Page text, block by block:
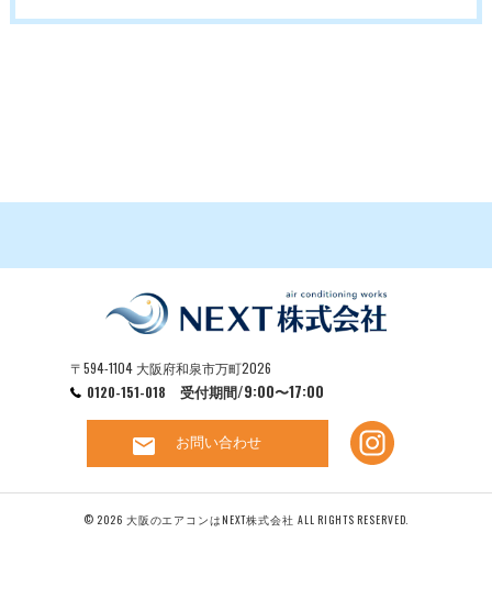
〒594-1104 大阪府和泉市万町2026
0120-151-018
受付期間/9:00〜17:00
mail お問い合わせ
© 2026 大阪のエアコンはNEXT株式会社 ALL RIGHTS RESERVED.